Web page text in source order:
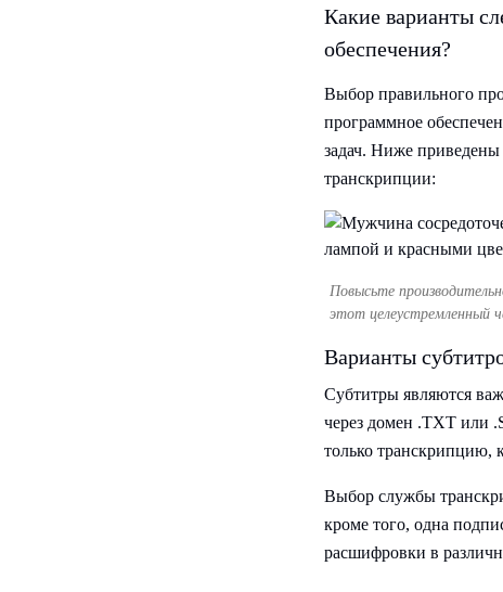
Какие варианты
обеспечения?
Выбор правильного
программное
задач. Ниже приведены
транскрипции:
Повысьте
этот целеустремленный
Варианты
Субтитры являются
через домен .TXT или
только транскрипцию,
Выбор службы
кроме того, одна
расшифровки в